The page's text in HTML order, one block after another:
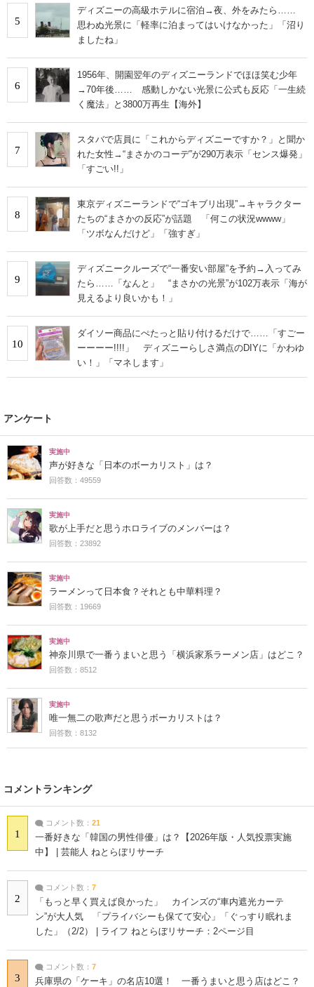
5
ディズニーの高級ホテルに宿泊→夜、外をみたら……
思わぬ光景に「軽率に泊まってはいけなかった」「沼り
ましたね」
6
1956年、開園翌年のディズニーランドでほほ笑む少年
→70年後…… 感動しかない光景に公式も反応「一生続
く魔法」と3800万再生【海外】
7
スタバで店員に「これからディズニーですか？」と聞か
れた女性→“まさかのコーデ”が290万表示「センス爆発」
「すごい!!」
8
東京ディズニーランドで“ゴキブリ出現”→キャラクター
たちの“まさかの反応”が話題 「何この状況wwww」
「ツボなんだけど」「強すぎ」
9
ディズニークルーズで“一番安い部屋”を予約→入ってみ
たら……「なんと」 “まさかの光景”が102万表示「海が
見えるより良いかも！」
10
ダイソー商品にぺたっと貼り付けるだけで……「すごー
ーーーー!!!!」 ディズニーらしさ満点のDIYに「かわゆ
い！」「マネします」
アンケート
実施中
声が好きな「日本のボーカリスト」は？
回答数：49559
実施中
歌が上手だと思うホロライブのメンバーは？
回答数：23892
実施中
ラーメンって日本食？それとも中華料理？
回答数：19669
実施中
神奈川県で一番うまいと思う「横浜家系ラーメン店」はどこ？
回答数：8512
実施中
唯一無二の歌声だと思うボーカリストは？
回答数：8132
コメントランキング
1
コメント数： 21
一番好きな「韓国の男性俳優」は？【2026年版・人気投票実施
中】 | 芸能人 ねとらぼリサーチ
2
コメント数： 7
「もっと早く買えば良かった」 カインズの“車内遮光カーテ
ン”が大人気 「プライバシーも保てて安心」「ぐっすり眠れま
した」（2/2） | ライフ ねとらぼリサーチ：2ページ目
3
コメント数： 7
兵庫県の「ケーキ」の名店10選！ 一番うまいと思う店はどこ？